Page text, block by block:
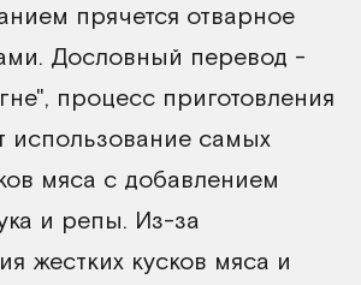
прячется отварное
Дословный перевод -
процесс приготовления
использование самых
мяса с добавлением
и репы. Из-за
жестких кусков мяса и